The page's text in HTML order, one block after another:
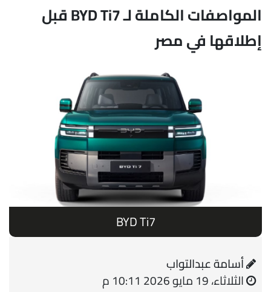
المواصفات الكاملة لـ BYD Ti7 قبل
إطلاقها في مصر
BYD Ti7
أسامة عبدالتواب
الثلاثاء، 19 مايو 2026 10:11 م